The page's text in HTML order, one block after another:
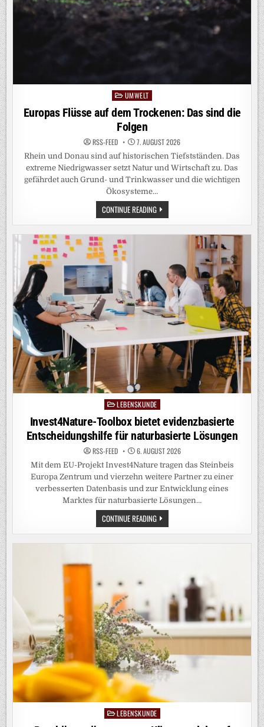
Posted
in
UMWELT
Europas Flüsse auf dem Trockenen: Das sind die
Folgen
RSS-FEED 7. AUGUST 2026
Rhein und Donau sind auf historischen Tiefstständen. Das
extreme Niedrigwasser setzt Natur und Wirtschaft zu. Das
gefährdet auch Grund- und Trinkwasser und die wichtigen
Ökosysteme…
CONTINUE READINGEUROPAS
FLÜSSE
AUF
FOLGEN
PostedLEBENSKUNDE
Invest4Nature-Toolbox bietet evidenzbasierte
Entscheidungshilfe für naturbasierte Lösungen
RSS-FEED 6. AUGUST 2026
Mit dem EU-Projekt Invest4Nature tragen das Steinbeis
Europa Zentrum und vierzehn weitere Partner zu einer
verbesserten Datenbasis und zur Entwicklung eines
Marktes für naturbasierte Lösungen…
CONTINUE READINGINVEST4NATURE-
TOOLBOX
BIETET
PostedLEBENSKUNDE